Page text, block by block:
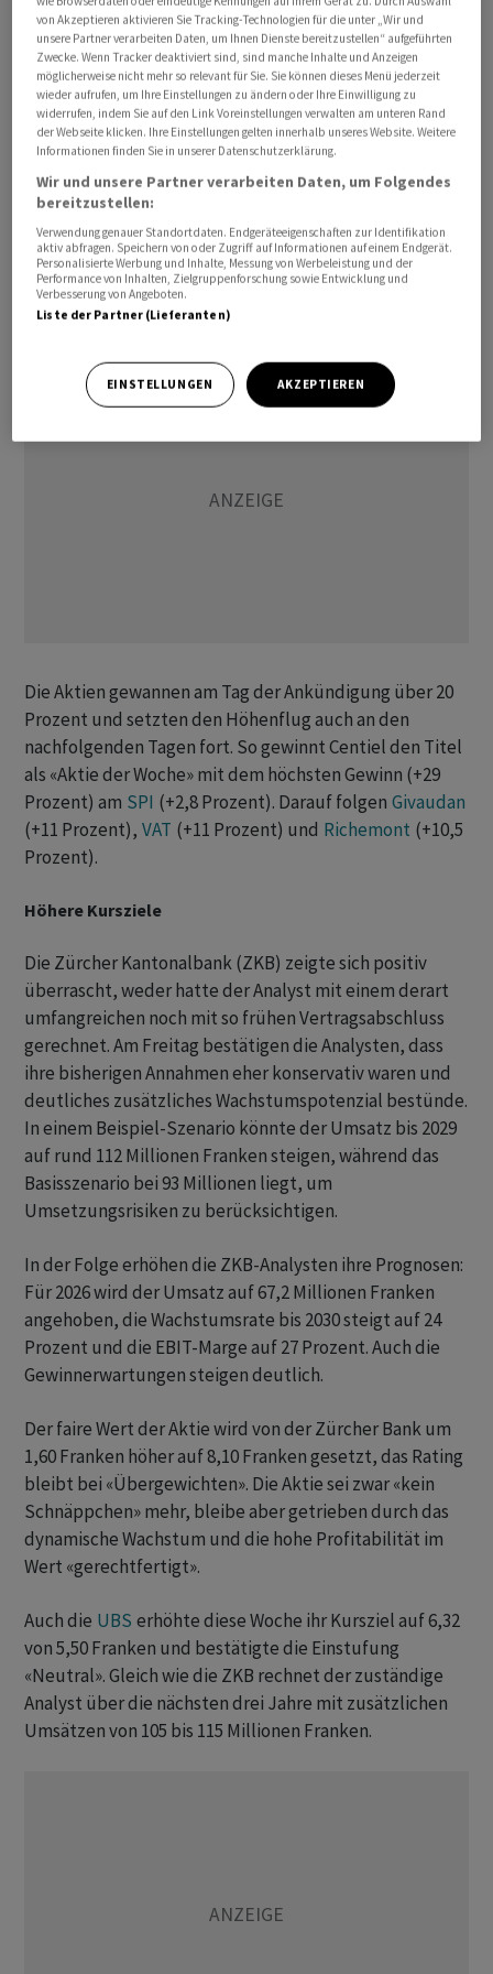
Geografisch will das Tessiner Unternehmen
den europäischen Markt weiter durchdringen und
zudem den US-Markt erschliessen. Dafür wurde diese
Woche ein wichtiger Schritt vorgenommen:Centielhat
mit Neo Critical Power einen mehrjährigen
Vertriebsvertrag für den US-Markt abgeschlossen und
damit die Basis für Geschäftsvolumina im niedrigen
dreistelligen Millionenbereich geschaffen, abhängig von
Projekten und Nachfrage. Für das laufende Jahr
erwartet Centiel nun erste Umsätze im niedrigen
zweistelligen Franken-Millionenbereich.
Die Aktien gewannen am Tag der Ankündigung über 20
Prozent und setzten den Höhenflug auch an den
nachfolgenden Tagen fort. So gewinnt Centiel den Titel
als «Aktie der Woche» mit dem höchsten Gewinn (+29
Prozent) am SPI (+2,8 Prozent). Darauf folgen Givaudan
(+11 Prozent), VAT (+11 Prozent) und Richemont (+10,5
Prozent).
Höhere Kursziele
Die Zürcher Kantonalbank (ZKB) zeigte sich positiv
überrascht, weder hatte der Analyst mit einem derart
umfangreichen noch mit so frühen Vertragsabschluss
gerechnet. Am Freitag bestätigen die Analysten, dass
ihre bisherigen Annahmen eher konservativ waren und
deutliches zusätzliches Wachstumspotenzial bestünde.
In einem Beispiel-Szenario könnte der Umsatz bis 2029
auf rund 112 Millionen Franken steigen, während das
Basisszenario bei 93 Millionen liegt, um
Umsetzungsrisiken zu berücksichtigen.
In der Folge erhöhen die ZKB-Analysten ihre Prognosen:
Für 2026 wird der Umsatz auf 67,2 Millionen Franken
angehoben, die Wachstumsrate bis 2030 steigt auf 24
Prozent und die EBIT-Marge auf 27 Prozent. Auch die
Gewinnerwartungen steigen deutlich.
Der faire Wert der Aktie wird von der Zürcher Bank um
1,60 Franken höher auf 8,10 Franken gesetzt, das Rating
bleibt bei «Übergewichten». Die Aktie sei zwar «kein
Schnäppchen» mehr, bleibe aber getrieben durch das
dynamische Wachstum und die hohe Profitabilität im
Wert «gerechtfertigt».
Auch die UBS erhöhte diese Woche ihr Kursziel auf 6,32
von 5,50 Franken und bestätigte die Einstufung
«Neutral». Gleich wie die ZKB rechnet der zuständige
Analyst über die nächsten drei Jahre mit zusätzlichen
Umsätzen von 105 bis 115 Millionen Franken.
von Akzeptieren aktivieren Sie Tracking-Technologien für die unter „Wir und
unsere Partner verarbeiten Daten, um Ihnen Dienste bereitzustellen“ aufgeführten
Zwecke. Wenn Tracker deaktiviert sind, sind manche Inhalte und Anzeigen
möglicherweise nicht mehr so relevant für Sie. Sie können dieses Menü jederzeit
wieder aufrufen, um Ihre Einstellungen zu ändern oder Ihre Einwilligung zu
widerrufen, indem Sie auf den Link Voreinstellungen verwalten am unteren Rand
der Webseite klicken. Ihre Einstellungen gelten innerhalb unseres Website. Weitere
Informationen finden Sie in unserer Datenschutzerklärung.
Wir und unsere Partner verarbeiten Daten, um Folgendes
bereitzustellen:
Verwendung genauer Standortdaten. Endgeräteeigenschaften zur Identifikation
aktiv abfragen. Speichern von oder Zugriff auf Informationen auf einem Endgerät.
Personalisierte Werbung und Inhalte, Messung von Werbeleistung und der
Performance von Inhalten, Zielgruppenforschung sowie Entwicklung und
Verbesserung von Angeboten.
Liste der Partner (Lieferanten)
EINSTELLUNGEN AKZEPTIEREN